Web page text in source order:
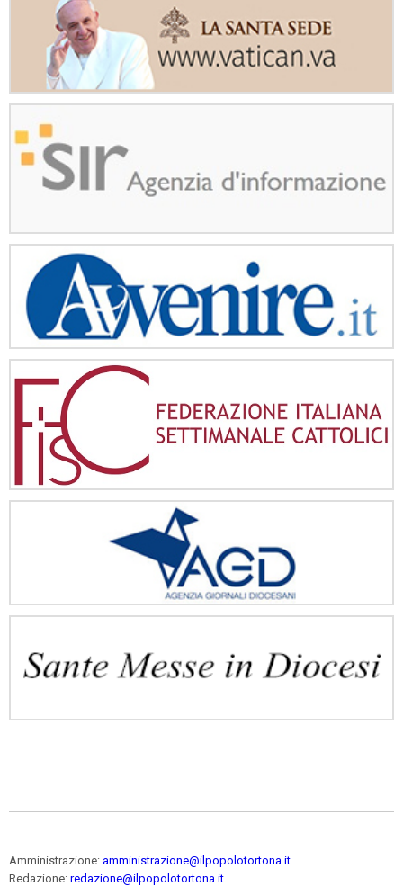
Amministrazione: amministrazione@ilpopolotortona.it
Redazione: redazione@ilpopolotortona.it